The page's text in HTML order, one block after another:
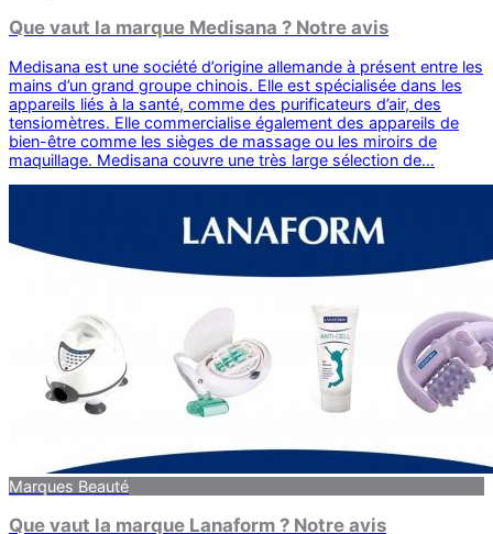
Que vaut la marque Medisana ? Notre avis
Medisana est une société d’origine allemande à présent entre les
mains d’un grand groupe chinois. Elle est spécialisée dans les
appareils liés à la santé, comme des purificateurs d’air, des
tensiomètres. Elle commercialise également des appareils de
bien-être comme les sièges de massage ou les miroirs de
maquillage. Medisana couvre une très large sélection de…
Marques Beauté
Que vaut la marque Lanaform ? Notre avis